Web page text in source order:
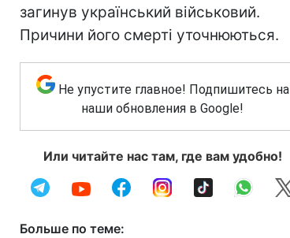
загинув український військовий.
Причини його смерті уточнюються.
Не упустите главное! Подпишитесь на
наши обновления в Google!
Или читайте нас там, где вам удобно!
Больше по теме: